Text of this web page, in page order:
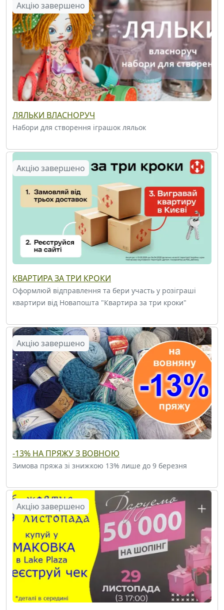
Акцію завершено
ЛЯЛЬКИ ВЛАСНОРУЧ
Набори для створення іграшок ляльок
Акцію завершено
КВАРТИРА ЗА ТРИ КРОКИ
Оформлюй відправлення та бери участь у розіграші
квартири від Новапошта "Квартира за три кроки"
Акцію завершено
-13% НА ПРЯЖУ З ВОВНОЮ
Зимова пряжа зі знижкою 13% лише до 9 березня
Акцію завершено